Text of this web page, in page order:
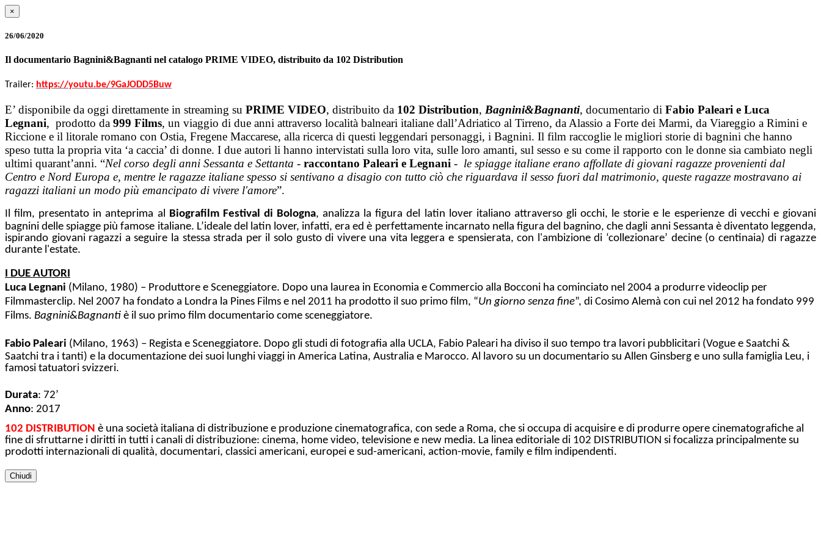
×
26/06/2020
Il documentario Bagnini&Bagnanti nel catalogo PRIME VIDEO, distribuito da 102 Distribution
Trailer: https://youtu.be/9GaJODD5Buw
E’ disponibile da oggi direttamente in streaming su PRIME VIDEO, distribuito da 102 Distribution, Bagnini&Bagnanti, documentario di Fabio Paleari e Luca
Legnani, prodotto da 999 Films, un viaggio di due anni attraverso località balneari italiane dall’Adriatico al Tirreno, da Alassio a Forte dei Marmi, da Viareggio a Rimini e
Riccione e il litorale romano con Ostia, Fregene Maccarese, alla ricerca di questi leggendari personaggi, i Bagnini. Il film raccoglie le migliori storie di bagnini che hanno
speso tutta la propria vita ‘a caccia’ di donne. I due autori li hanno intervistati sulla loro vita, sulle loro amanti, sul sesso e su come il rapporto con le donne sia cambiato negli
ultimi quarant’anni. “Nel corso degli anni Sessanta e Settanta - raccontano Paleari e Legnani - le spiagge italiane erano affollate di giovani ragazze provenienti dal
Centro e Nord Europa e, mentre le ragazze italiane spesso si sentivano a disagio con tutto ciò che riguardava il sesso fuori dal matrimonio, queste ragazze mostravano ai
ragazzi italiani un modo più emancipato di vivere l'amore”.
Il film, presentato in anteprima al Biografilm Festival di Bologna, analizza la figura del latin lover italiano attraverso gli occhi, le storie e le esperienze di vecchi e giovani
bagnini delle spiagge più famose italiane. L’ideale del latin lover, infatti, era ed è perfettamente incarnato nella figura del bagnino, che dagli anni Sessanta è diventato leggenda,
ispirando giovani ragazzi a seguire la stessa strada per il solo gusto di vivere una vita leggera e spensierata, con l'ambizione di ‘collezionare’ decine (o centinaia) di ragazze
durante l'estate.
I DUE AUTORI
Luca Legnani (Milano, 1980) – Produttore e Sceneggiatore. Dopo una laurea in Economia e Commercio alla Bocconi ha cominciato nel 2004 a produrre videoclip per
Filmmasterclip. Nel 2007 ha fondato a Londra la Pines Films e nel 2011 ha prodotto il suo primo film, “Un giorno senza fine”, di Cosimo Alemà con cui nel 2012 ha fondato 999
Films. Bagnini&Bagnanti è il suo primo film documentario come sceneggiatore.
Fabio Paleari (Milano, 1963) – Regista e Sceneggiatore. Dopo gli studi di fotografia alla UCLA, Fabio Paleari ha diviso il suo tempo tra lavori pubblicitari (Vogue e Saatchi &
Saatchi tra i tanti) e la documentazione dei suoi lunghi viaggi in America Latina, Australia e Marocco. Al lavoro su un documentario su Allen Ginsberg e uno sulla famiglia Leu, i
famosi tatuatori svizzeri.
Durata: 72’
Anno: 2017
102 DISTRIBUTION è una società italiana di distribuzione e produzione cinematografica, con sede a Roma, che si occupa di acquisire e di produrre opere cinematografiche al
fine di sfruttarne i diritti in tutti i canali di distribuzione: cinema, home video, televisione e new media. La linea editoriale di 102 DISTRIBUTION si focalizza principalmente su
prodotti internazionali di qualità, documentari, classici americani, europei e sud-americani, action-movie, family e film indipendenti.
Chiudi